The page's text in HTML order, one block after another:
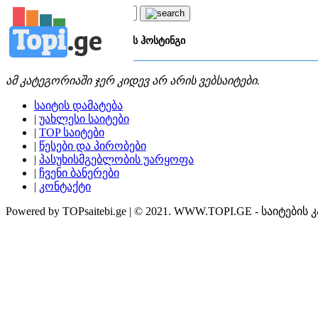
Topi.ge
კატეგორია: თ თამაშების ჰოსტინგი
ამ კატეგორიაში ჯერ კიდევ არ არის ვებსაიტები.
საიტის დამატება
| უახლესი საიტები
| TOP საიტები
| წესები და პირობები
| პასუხისმგებლობის უარყოფა
| ჩვენი ბანერები
| კონტაქტი
Powered by TOPsaitebi.ge | © 2021. WWW.TOPI.GE -